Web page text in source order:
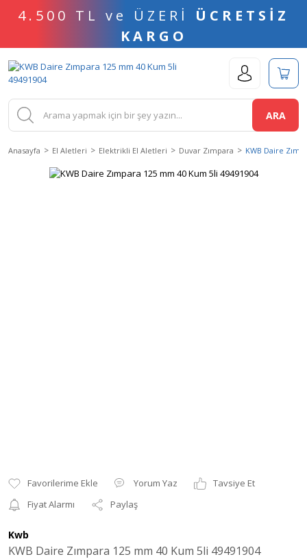
4.500 TL ve ÜZERİ ÜCRETSİZ
KARGO
ARA
Anasayfa El Aletleri Elektrikli El Aletleri Duvar Zımpara KWB Daire
Yorum Yaz
Tavsiye Et
Fiyat Alarmı
Paylaş
Kwb
KWB Daire Zımpara 125 mm 40 Kum 5li 49491904